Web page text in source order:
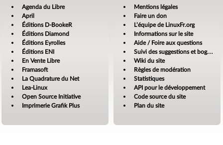
Agenda du Libre
April
Éditions D-BookeR
Éditions Diamond
Éditions Eyrolles
Éditions ENI
En Vente Libre
Framasoft
La Quadrature du Net
Lea-Linux
Open Source Initiative
Imprimerie Grafik Plus
Mentions légales
Faire un don
L’équipe de LinuxFr.org
Informations sur le site
Aide / Foire aux questions
Suivi des suggestions et bogues
Wiki du site
Règles de modération
Statistiques
API pour le développement
Code source du site
Plan du site